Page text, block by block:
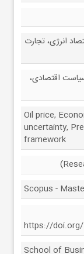
انرژی، تجارت
اقتصادی،
Oil price,
uncertainty,
framework
Scopus -
https://doi.org/
School of